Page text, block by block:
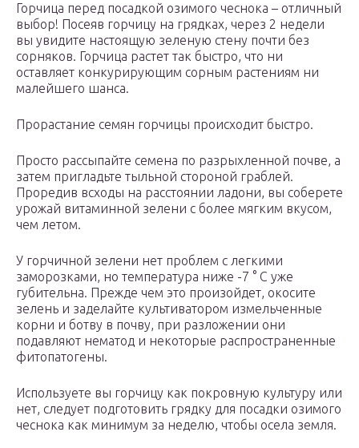
Горчица перед посадкой озимого чеснока – отличный
выбор! Посеяв горчицу на грядках, через 2 недели
вы увидите настоящую зеленую стену почти без
сорняков. Горчица растет так быстро, что ни
оставляет конкурирующим сорным растениям ни
малейшего шанса.
Прорастание семян горчицы происходит быстро.
Просто рассыпайте семена по разрыхленной почве, а
затем пригладьте тыльной стороной граблей.
Проредив всходы на расстоянии ладони, вы соберете
урожай витаминной зелени с более мягким вкусом,
чем летом.
У горчичной зелени нет проблем с легкими
заморозками, но температура ниже -7 ° C уже
губительна. Прежде чем это произойдет, окосите
зелень и заделайте культиватором измельченные
корни и ботву в почву, при разложении они
подавляют нематод и некоторые распространенные
фитопатогены.
Используете вы горчицу как покровную культуру или
нет, следует подготовить грядку для посадки озимого
чеснока как минимум за неделю, чтобы осела земля.